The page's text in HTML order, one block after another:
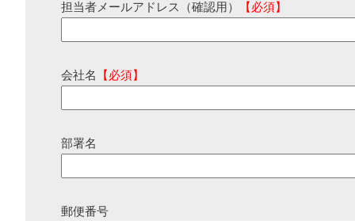
担当者メールアドレス（確認用） 【必須】
会社名 【必須】
部署名
郵便番号